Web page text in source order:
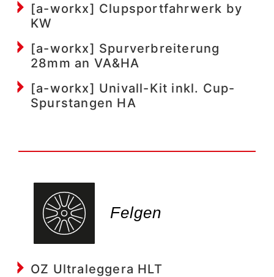
[a-workx] Clupsportfahrwerk by
KW
[a-workx] Spurverbreiterung
28mm an VA&HA
[a-workx] Univall-Kit inkl. Cup-
Spurstangen HA
Felgen
OZ Ultraleggera HLT